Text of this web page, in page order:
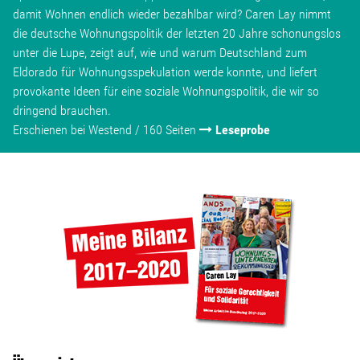
damit Wohnen endlich wieder bezahlbar wird? Caren Lay nimmt
die deutsche Wohnungspolitik der letzten 20 Jahre schonungslos
unter die Lupe, zeigt auf, wie und warum Deutschland zum
Eldorado für Wohnungsspekulation werde konnte, und liefert
provokante Ideen für eine soziale Wohnungspolitik, die wir so
dringend brauchen.
Erschienen bei Westend / 160 Seiten
Leseprobe